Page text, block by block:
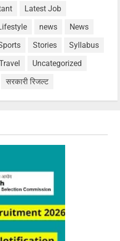
Latest Job
news
News
Stories
Syllabus
Uncategorized
सरकारी रिजल्ट